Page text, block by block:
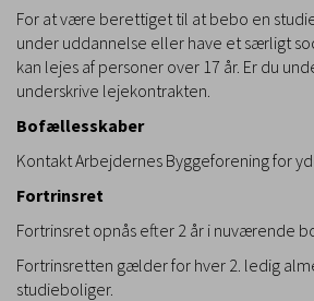
For at være berettiget til at bebo en
under uddannelse eller have et særligt
kan lejes af personer over 17 år. Er du
underskrive lejekontrakten.
Bofællesskaber
Kontakt Arbejdernes Byggeforening for
Fortrinsret
Fortrinsret opnås efter 2 år i nuværende
Fortrinsretten gælder for hver 2. ledig
studieboliger.